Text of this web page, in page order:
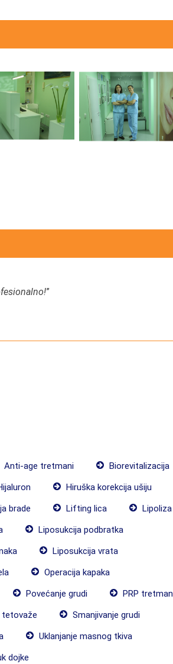
”
Anti-age tretmani
Biorevitalizacija
Hiruška korekcija ušiju
brade Lifting lica
Lipoliza
Liposukcija podbratka
Liposukcija vrata
Operacija kapaka
Povećanje grudi
PRP tretman
tetovaže
Smanjivanje grudi
Uklanjanje masnog tkiva
dojke